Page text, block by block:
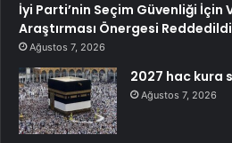
İyi Parti’nin Seçim Güvenliği İçin
Araştırması Önergesi Reddedildi
Ağustos 7, 2026
2027 hac kura
Ağustos 7, 2026